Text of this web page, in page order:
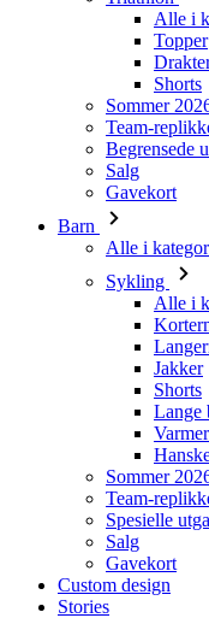
Alle i
Topper
Shorts
Sommer
Team-
Begrensede
Salg
Gavekort
Barn
Alle i
Sykling
Alle i
Jakker
Shorts
Lange
Sommer
Team-
Spesielle
Salg
Gavekort
Custom design
Stories